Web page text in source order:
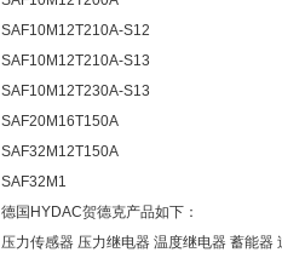
SAF10M12T210A-S12
SAF10M12T210A-S13
SAF10M12T230A-S13
SAF20M16T150A
SAF32M12T150A
SAF32M1
德国HYDAC贺德克产品如下：
压力传感器 压力继电器 温度继电器 蓄能